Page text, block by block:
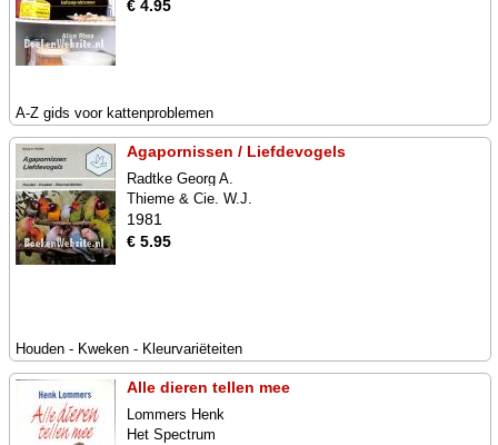
€ 4.95
A-Z gids voor kattenproblemen
Agapornissen / Liefdevogels
Radtke Georg A.
Thieme & Cie. W.J.
1981
€ 5.95
Houden - Kweken - Kleurvariëteiten
Alle dieren tellen mee
Lommers Henk
Het Spectrum